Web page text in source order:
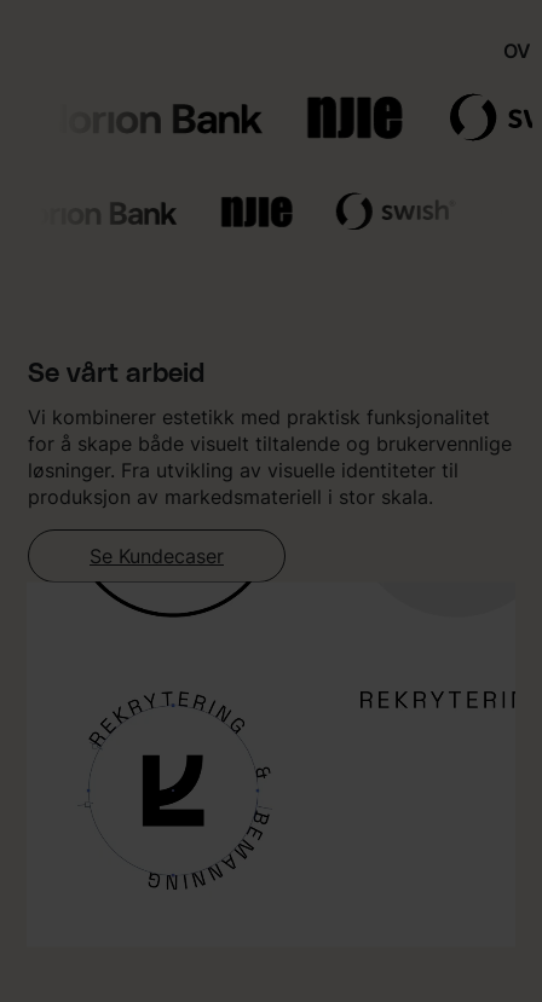
Se vårt arbeid
Vi kombinerer estetikk med praktisk funksjonalitet
for å skape både visuelt tiltalende og brukervennlige
løsninger. Fra utvikling av visuelle identiteter til
produksjon av markedsmateriell i stor skala.
Se Kundecaser